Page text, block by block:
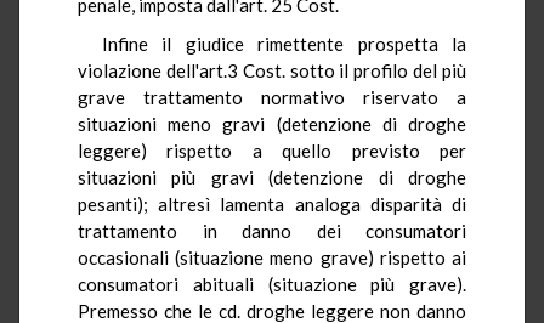
penale, imposta dall'art. 25 Cost.
Infine il giudice rimettente prospetta la
violazione dell'art.3 Cost. sotto il profilo del più
grave trattamento normativo riservato a
situazioni meno gravi (detenzione di droghe
leggere) rispetto a quello previsto per
situazioni più gravi (detenzione di droghe
pesanti); altresì lamenta analoga disparità di
trattamento in danno dei consumatori
occasionali (situazione meno grave) rispetto ai
consumatori abituali (situazione più grave).
Premesso che le cd. droghe leggere non danno